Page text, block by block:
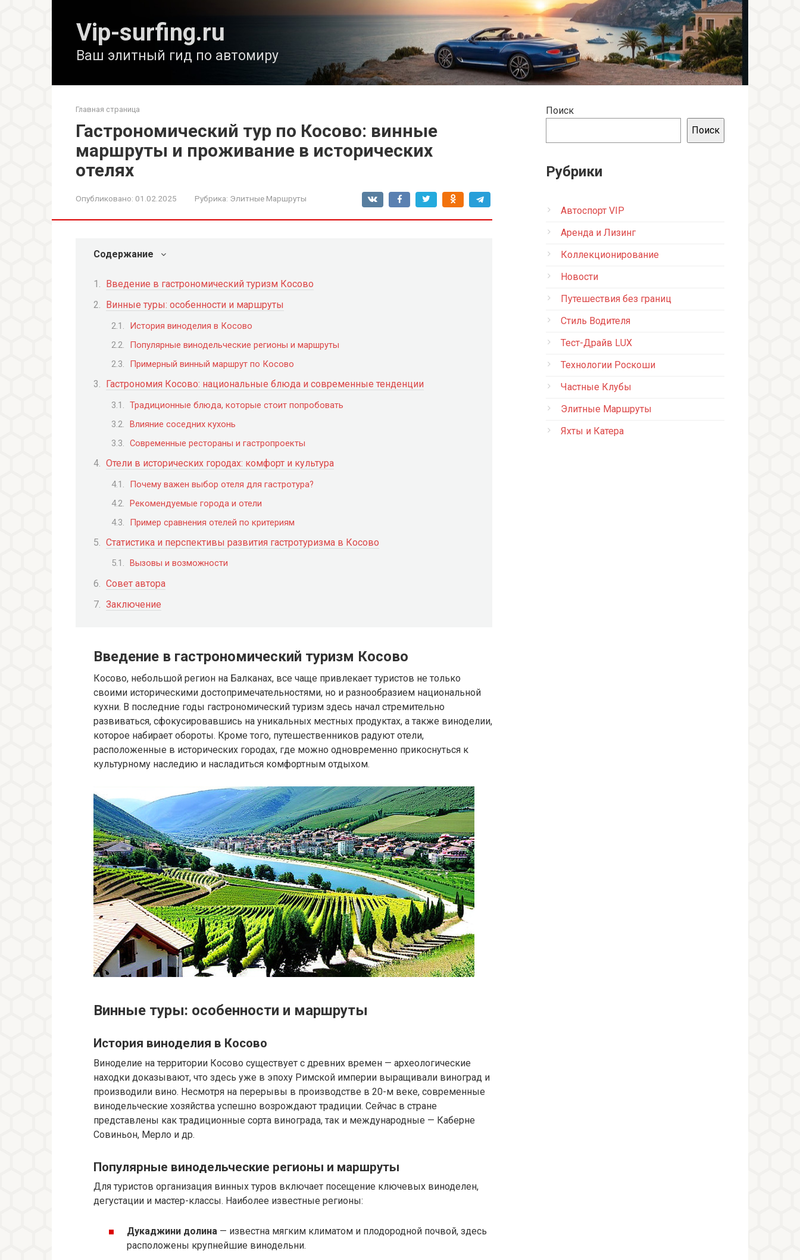
Vip-surfing.ru
Ваш элитный гид по автомиру
Главная страница
Гастрономический тур по Косово: винные
маршруты и проживание в исторических
отелях
Опубликовано: 01.02.2025 Рубрика: Элитные Маршруты
Содержание
Введение в гастрономический туризм Косово
Винные туры: особенности и маршруты
История виноделия в Косово
Популярные винодельческие регионы и маршруты
Примерный винный маршрут по Косово
Гастрономия Косово: национальные блюда и современные тенденции
Традиционные блюда, которые стоит попробовать
Влияние соседних кухонь
Современные рестораны и гастропроекты
Отели в исторических городах: комфорт и культура
Почему важен выбор отеля для гастротура?
Рекомендуемые города и отели
Пример сравнения отелей по критериям
Статистика и перспективы развития гастротуризма в Косово
Вызовы и возможности
Совет автора
Заключение
Введение в гастрономический туризм Косово
Косово, небольшой регион на Балканах, все чаще привлекает туристов не только
своими историческими достопримечательностями, но и разнообразием национальной
кухни. В последние годы гастрономический туризм здесь начал стремительно
развиваться, сфокусировавшись на уникальных местных продуктах, а также виноделии,
которое набирает обороты. Кроме того, путешественников радуют отели,
расположенные в исторических городах, где можно одновременно прикоснуться к
культурному наследию и насладиться комфортным отдыхом.
Винные туры: особенности и маршруты
История виноделия в Косово
Виноделие на территории Косово существует с древних времен — археологические
находки доказывают, что здесь уже в эпоху Римской империи выращивали виноград и
производили вино. Несмотря на перерывы в производстве в 20-м веке, современные
винодельческие хозяйства успешно возрождают традиции. Сейчас в стране
представлены как традиционные сорта винограда, так и международные — Каберне
Совиньон, Мерло и др.
Популярные винодельческие регионы и маршруты
Для туристов организация винных туров включает посещение ключевых виноделен,
дегустации и мастер-классы. Наиболее известные регионы:
Дукаджини долина — известна мягким климатом и плодородной почвой, здесь
расположены крупнейшие винодельни.
Поиск
Поиск
Рубрики
Автоспорт VIP
Аренда и Лизинг
Коллекционирование
Новости
Путешествия без границ
Стиль Водителя
Тест-Драйв LUX
Технологии Роскоши
Частные Клубы
Элитные Маршруты
Яхты и Катера